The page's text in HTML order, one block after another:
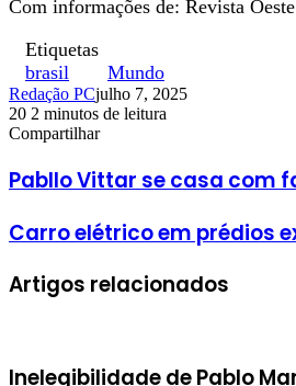
Com informações de: Revista
Etiquetas
brasil
Mundo
Redação PCjulho 7, 2025
20 2 minutos de leitura
Facebook
X
Linkedin
Pinterest
WhatsApp
Telegram
Compartilhar
Pabllo Vittar se casa com
Carro elétrico em prédios
Artigos relacionados
Inelegibilidade de Pablo